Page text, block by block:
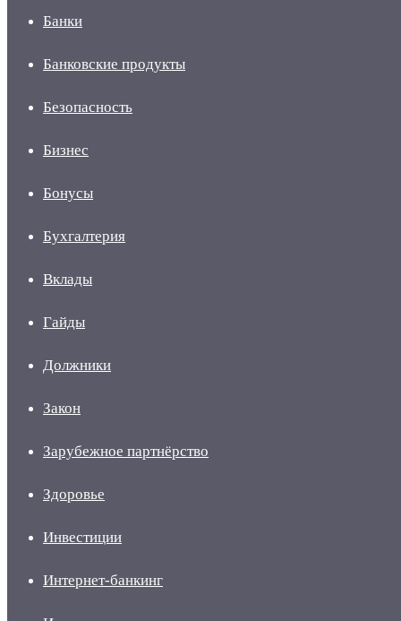
Банки
Банковские продукты
Безопасность
Бизнес
Бонусы
Бухгалтерия
Вклады
Гайды
Должники
Закон
Зарубежное партнёрство
Здоровье
Инвестиции
Интернет-банкинг